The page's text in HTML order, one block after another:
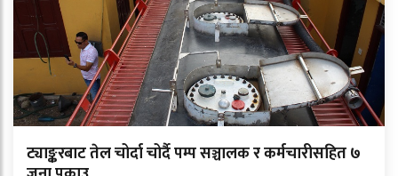
ट्याङ्करबाट तेल चोर्दा चोर्दै पम्प सञ्चालक र कर्मचारीसहित ७